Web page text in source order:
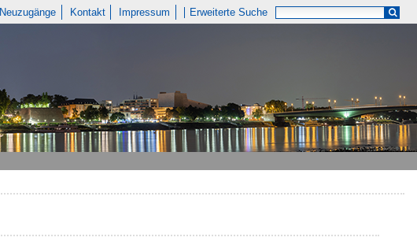
Neuzugänge Kontakt Impressum Erweiterte Suche